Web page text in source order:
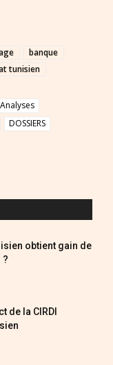
banque
tunisien
Analyses
DOSSIERS
obtient gain de
?
de la CIRDI